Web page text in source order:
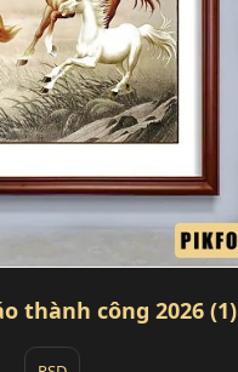
thành công 2026 (1)